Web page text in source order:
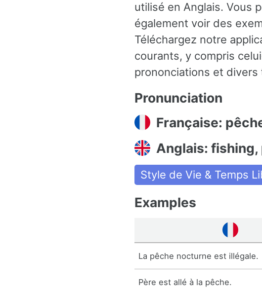
utilisé en Anglais. Vous
également voir des
Téléchargez notre
courants, y compris
prononciations et
Pronunciation
Française:
Anglais: fishing,
Style de Vie & Temps
Examples
La pêche nocturne est illégale.
Père est allé à la pêche.